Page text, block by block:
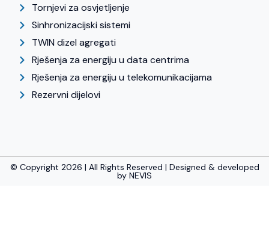
Tornjevi za osvjetljenje
Sinhronizacijski sistemi
TWIN dizel agregati
Rješenja za energiju u data centrima
Rješenja za energiju u telekomunikacijama
Rezervni dijelovi
© Copyright 2026 | All Rights Reserved | Designed & developed
by NEVIS